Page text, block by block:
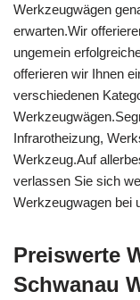
Werkzeugwägen
erwarten.Wir
ungemein
offerieren wir Ihnen
verschiedenen
Infrarotheizung,
Werkzeug.Auf
verlassen Sie sich
Werkzeugwagen bei
Preiswerte
Schwanau